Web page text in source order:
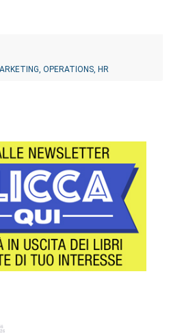
OPERATIONS, HR